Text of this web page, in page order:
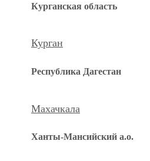
Курганская область
Курган
Республика Дагестан
Махачкала
Ханты-Мансийский а.о.